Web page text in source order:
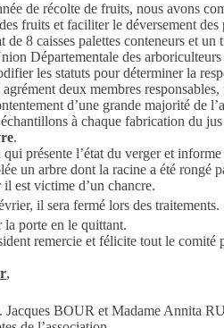
de récolte de fruits, nous avons
fruits et faciliter le déversement
de 8 caisses palettes conteneurs et
Départementale des
les statuts pour déterminer la
deux membres
d’une grande majorité de
à chaque fabrication du
.
présente l’état du verger et
un arbre dont la racine a été rongé
est victime d’un chancre.
il sera fermé lors des traitements.
porte en le quittant.
remercie et félicite tout le
,
Jacques BOUR et Madame Annita